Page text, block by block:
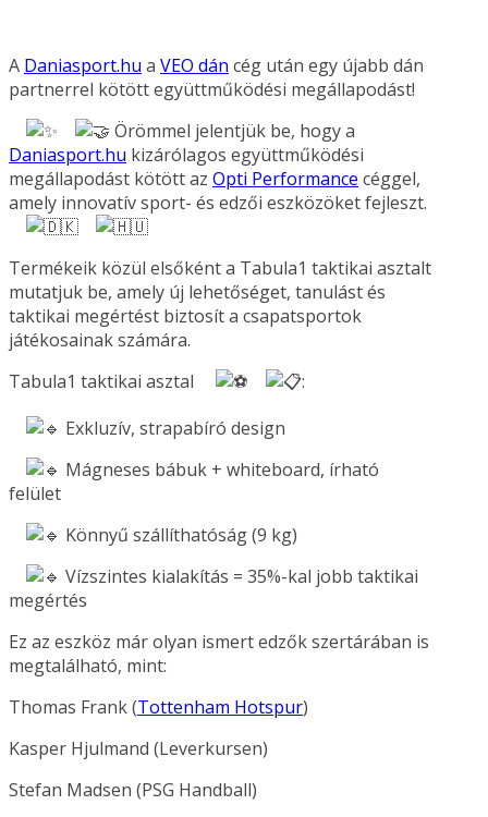
A Daniasport.hu a VEO dán cég után egy újabb dán
partnerrel kötött együttműködési megállapodást!
Örömmel jelentjük be, hogy a
Daniasport.hu kizárólagos együttműködési
megállapodást kötött az Opti Performance céggel,
amely innovatív sport- és edzői eszközöket fejleszt.
Termékeik közül elsőként a Tabula1 taktikai asztalt
mutatjuk be, amely új lehetőséget, tanulást és
taktikai megértést biztosít a csapatsportok
játékosainak számára.
Tabula1 taktikai asztal
:
Exkluzív, strapabíró design
Mágneses bábuk + whiteboard, írható
felület
Könnyű szállíthatóság (9 kg)
Vízszintes kialakítás = 35%-kal jobb taktikai
megértés
Ez az eszköz már olyan ismert edzők szertárában is
megtalálható, mint:
Thomas Frank (Tottenham Hotspur)
Kasper Hjulmand (Leverkursen)
Stefan Madsen (PSG Handball)